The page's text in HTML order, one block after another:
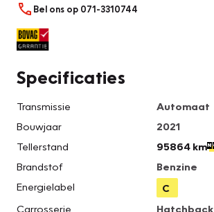
Bel ons op 071-3310744
Specificaties
Transmissie
Automaat
Bouwjaar
2021
Tellerstand
95864 km
Brandstof
Benzine
Energielabel
C
Carrosserie
Hatchback